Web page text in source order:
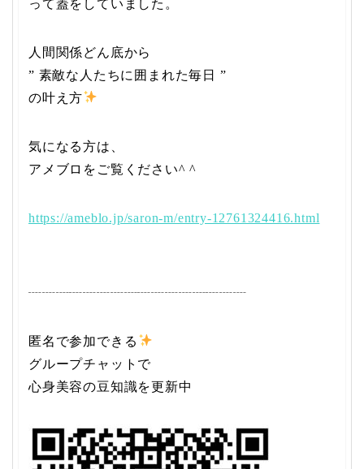
って蓋をしていました。
人間関係どん底から
” 素敵な人たちに囲まれた毎日 ”
の叶え方
気になる方は、
アメブロをご覧ください^ ^
https://ameblo.jp/saron-m/entry-12761324416.html
┈┈┈┈┈┈┈┈┈┈┈┈┈┈┈┈
匿名で参加できる
グループチャットで
心身美容の豆知識を更新中